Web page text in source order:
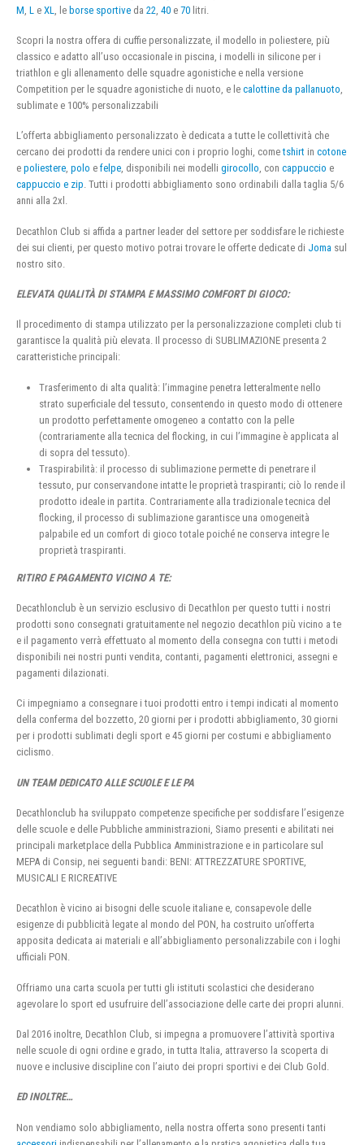
M L e XL , le borse sportive da 22 40 e 70 litri.
Scopri la nostra offera di cuffie personalizzate, il modello in poliestere, più
classico e adatto all’uso occasionale in piscina, i modelli in silicone per i
triathlon e gli allenamento delle squadre agonistiche e nella versione
Competition per le squadre agonistiche di nuoto, e le calottine da pallanuoto,
sublimate e 100% personalizzabili
L’offerta abbigliamento personalizzato è dedicata a tutte le collettività che
cercano dei prodotti da rendere unici con i proprio loghi, cometshirt in cotone
e poliestere, polo e felpe, disponibili nei modelli girocollo, con cappuccio e
cappuccio e zip. Tutti i prodotti abbigliamento sono ordinabili dalla taglia 5/6
anni alla 2xl.
Decathlon Club si affida a partner leader del settore per soddisfare le richieste
dei sui clienti, per questo motivo potrai trovare le offerte dedicate di Joma sul
nostro sito.
ELEVATA QUALITÀ DI STAMPA E MASSIMO COMFORT DI GIOCO:
Il procedimento di stampa utilizzato per la personalizzazione completi club ti
garantisce la qualità più elevata. Il processo di SUBLIMAZIONE presenta 2
caratteristiche principali:
Trasferimento di alta qualità: l’immagine penetra letteralmente nello
strato superficiale del tessuto, consentendo in questo modo di ottenere
un prodotto perfettamente omogeneo a contatto con la pelle
(contrariamente alla tecnica del flocking, in cui l’immagine è applicata al
di sopra del tessuto).
Traspirabilità: il processo di sublimazione permette di penetrare il
tessuto, pur conservandone intatte le proprietà traspiranti; ciò lo rende il
prodotto ideale in partita. Contrariamente alla tradizionale tecnica del
flocking, il processo di sublimazione garantisce una omogeneità
palpabile ed un comfort di gioco totale poiché ne conserva integre le
proprietà traspiranti.
RITIRO E PAGAMENTO VICINO A TE:
Decathlonclub è un servizio esclusivo di Decathlon per questo tutti i nostri
prodotti sono consegnati gratuitamente nel negozio decathlon più vicino a te
e il pagamento verrà effettuato al momento della consegna con tutti i metodi
disponibili nei nostri punti vendita, contanti, pagamenti elettronici, assegni e
pagamenti dilazionati.
Ci impegniamo a consegnare i tuoi prodotti entro i tempi indicati al momento
della conferma del bozzetto, 20 giorni per i prodotti abbigliamento, 30 giorni
per i prodotti sublimati degli sport e 45 giorni per costumi e abbigliamento
ciclismo.
UN TEAM DEDICATO ALLE SCUOLE E LE PA
Decathlonclub ha sviluppato competenze specifiche per soddisfare l’esigenze
delle scuole e delle Pubbliche amministrazioni, Siamo presenti e abilitati nei
principali marketplace della Pubblica Amministrazione e in particolare sul
MEPA di Consip, nei seguenti bandi: BENI: ATTREZZATURE SPORTIVE,
MUSICALI E RICREATIVE
Decathlon è vicino ai bisogni delle scuole italiane e, consapevole delle
esigenze di pubblicità legate al mondo del PON, ha costruito un’offerta
apposita dedicata ai materiali e all’abbigliamento personalizzabile con i loghi
ufficiali PON.
Offriamo una carta scuola per tutti gli istituti scolastici che desiderano
agevolare lo sport ed usufruire dell’associazione delle carte dei propri alunni.
Dal 2016 inoltre, Decathlon Club, si impegna a promuovere l’attività sportiva
nelle scuole di ogni ordine e grado, in tutta Italia, attraverso la scoperta di
nuove e inclusive discipline con l’aiuto dei propri sportivi e dei Club Gold.
ED INOLTRE…
Non vendiamo solo abbigliamento, nella nostra offerta sono presenti tanti